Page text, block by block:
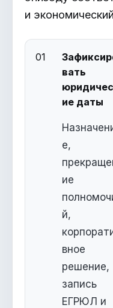
и
01
вать
ие даты
е,
ие
й,
вное
решение,
запись
ЕГРЮЛ и